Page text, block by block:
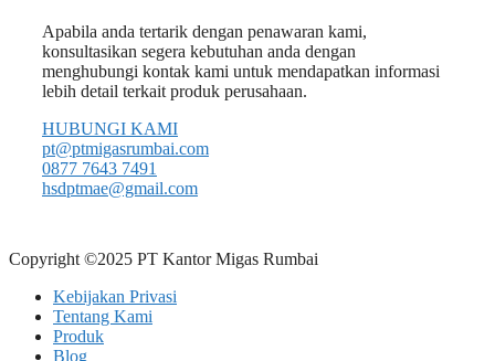
Apabila anda tertarik dengan penawaran kami,
konsultasikan segera kebutuhan anda dengan
menghubungi kontak kami untuk mendapatkan informasi
lebih detail terkait produk perusahaan.
HUBUNGI KAMI
pt@ptmigasrumbai.com
0877 7643 7491
hsdptmae@gmail.com
Copyright ©2025 PT Kantor Migas Rumbai
Kebijakan Privasi
Tentang Kami
Produk
Blog